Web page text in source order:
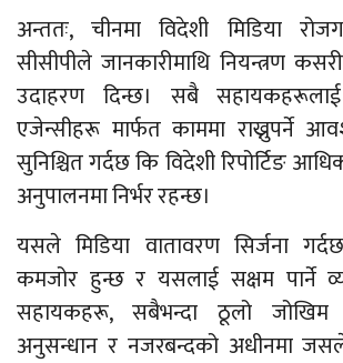
अन्ततः, चीनमा विदेशी मिडिया
सीसीपीले जानकारीमाथि नियन्त्रण
उदाहरण दिन्छ। सबै सहायकहरूलाई
एजेन्सीहरू मार्फत काममा राख्नुपर्ने
सुनिश्चित गर्दछ कि विदेशी रिपोर्टिङ
अनुपालनमा निर्भर रहन्छ।
यसले मिडिया वातावरण सिर्जना
कमजोर हुन्छ र यसलाई सक्षम पार्ने
सहायकहरू, सबैभन्दा ठूलो जोखिम
अनुसन्धान र नजरबन्दको अधीनमा